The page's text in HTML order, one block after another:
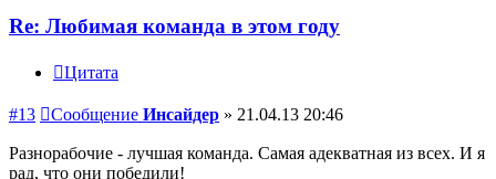
Re: Любимая команда в этом году
Цитата
#13 Сообщение Инсайдер » 21.04.13 20:46
Разнорабочие - лучшая команда. Самая адекватная из всех. И я
рад, что они победили!